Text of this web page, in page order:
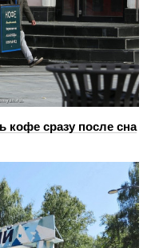
кофе сразу после сна